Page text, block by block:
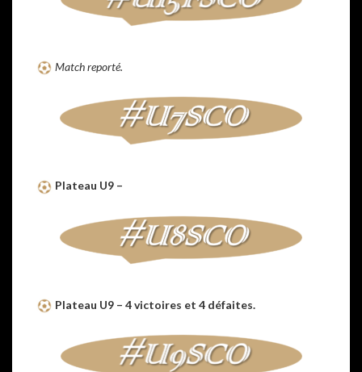
Match reporté.
Plateau U9 –
Plateau U9 – 4 victoires et 4 défaites.